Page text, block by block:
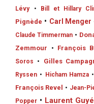
Lévy
• Bill et Hillary
Pignède • Carl Menger
Claude Timmerman •
Zemmour
• François
Soros
• Gilles
Ryssen • Hicham Hamza •
François Revel
• Jean-
Popper • Laurent